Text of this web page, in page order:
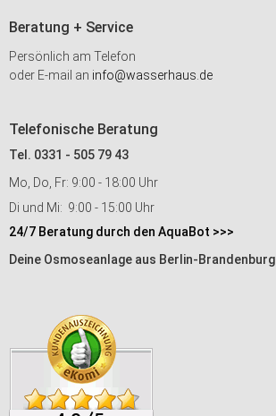
Beratung + Service
Persönlich am Telefon
oder E-mail an info@wasserhaus.de
Telefonische Beratung
Tel. 0331 - 505 79 43
Mo, Do, Fr: 9:00 - 18:00 Uhr
Di und Mi: 9:00 - 15:00 Uhr
24/7 Beratung durch den AquaBot >>>
Deine Osmoseanlage aus Berlin-Brandenburg